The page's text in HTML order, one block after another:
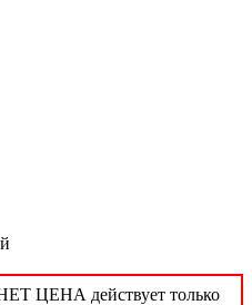
действует только